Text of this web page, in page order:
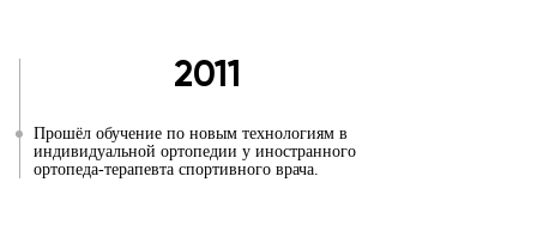
2011
Прошёл обучение по новым технологиям в
индивидуальной ортопедии у иностранного
ортопеда-терапевта спортивного врача.